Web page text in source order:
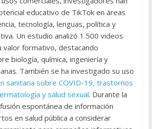
educativo de TikTok en áreas
tecnología, lenguas, política y
Un estudio analizó 1.500 videos
valor formativo, destacando
biología, química, ingeniería y
También se ha investigado su uso
sanitaria sobre COVID-19, trastornos
y salud sexual. Durante la
espontánea de información
en salud pública a considerar